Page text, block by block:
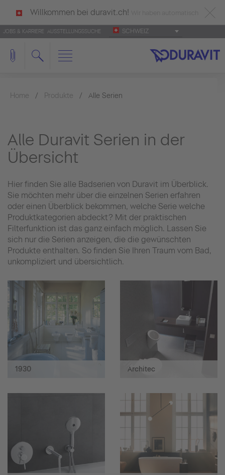
Willkommen bei duravit.ch!
deutsch als Ihre Sprache erkannt.
Français Italiano
JOBS & KARRIERE AUSSTELLUNGSSUCHE SCHWEIZ
Home Produkte Alle Serien
Alle Duravit Serien in der
Übersicht
Hier finden Sie alle Badserien von Duravit im Überblick.
Sie möchten mehr über die einzelnen Serien erfahren
oder einen Überblick bekommen, welche Serie welche
Produktkategorien abdeckt? Mit der praktischen
Filterfunktion ist das ganz einfach möglich. Lassen Sie
sich nur die Serien anzeigen, die die gewünschten
Produkte enthalten. So finden Sie Ihren Traum vom Bad,
unkompliziert und übersichtlich.
1930 Architec